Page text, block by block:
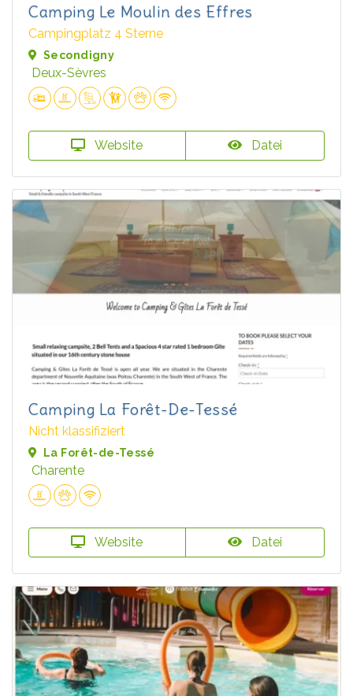
Camping Le Moulin des Effres
Campingplatz 4 Sterne
Secondigny
Deux-Sèvres
Website Datei
Camping La Forêt-De-Tessé
Nicht klassifiziert
La Forêt-de-Tessé
Charente
Website Datei